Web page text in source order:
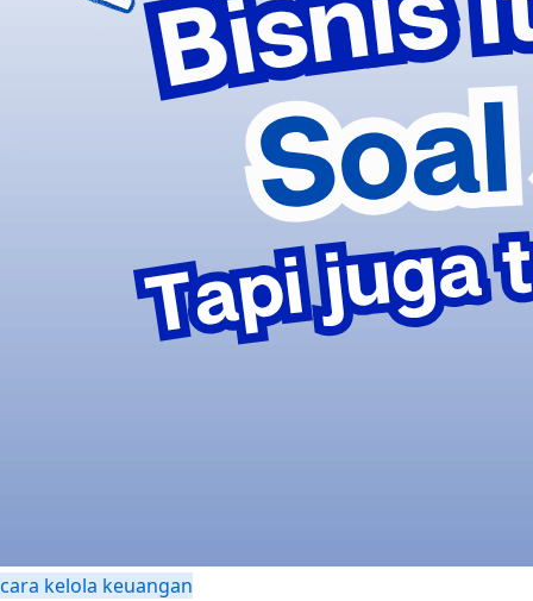
cara kelola keuangan